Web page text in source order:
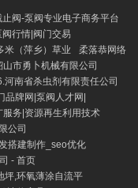
阀-泵阀专业电子商务平台
行情|阀门交易
米（萍乡）草业
柔落恭网络
市勇卜机械有限公司
河南省杀虫剂有限责任公司
牌网|泵阀人才网|
务|资源再生利用技术
公司
搭建制作_seo优化
- 首页
坪,环氧薄涂自流平